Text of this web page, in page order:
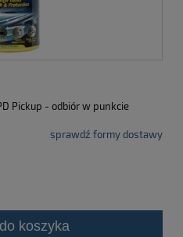
Pickup - odbiór w punkcie
kosztów płatności
sprawdź formy dostawy
do koszyka